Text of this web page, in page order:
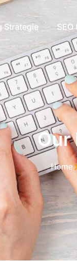
Strategie SEO
Our
Home